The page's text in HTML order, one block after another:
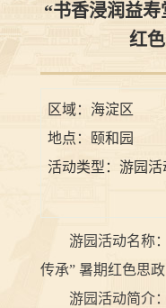
“书香浸润益寿
红
区域： 海淀区
地点：
颐和园
活动类型： 游园活
游园活动名称：
传承” 暑期红色思
游园活动简介：